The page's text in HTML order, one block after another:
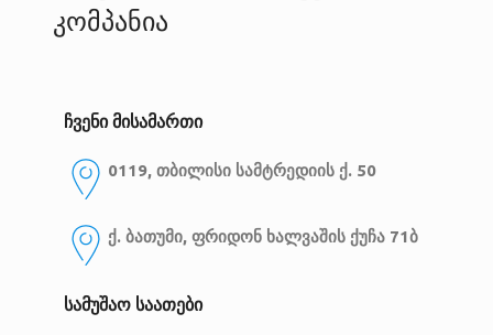
კომპანია
ჩვენი მისამართი
0119, თბილისი სამტრედიის ქ. 50
ქ. ბათუმი, ფრიდონ ხალვაშის ქუჩა 71ბ
სამუშაო საათები